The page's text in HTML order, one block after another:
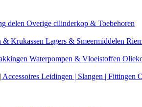
delen Overige cilinderkop & Toebehoren
& Krukassen Lagers & Smeermiddelen
Waterpompen & Vloeistoffen
Accessoires Leidingen | Slangen | Fittingen